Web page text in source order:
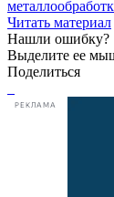
Читать материал
Нашли ошибку?
Выделите ее
Поделиться
РЕКЛАМА